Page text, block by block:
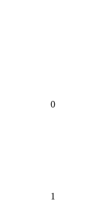
0
1